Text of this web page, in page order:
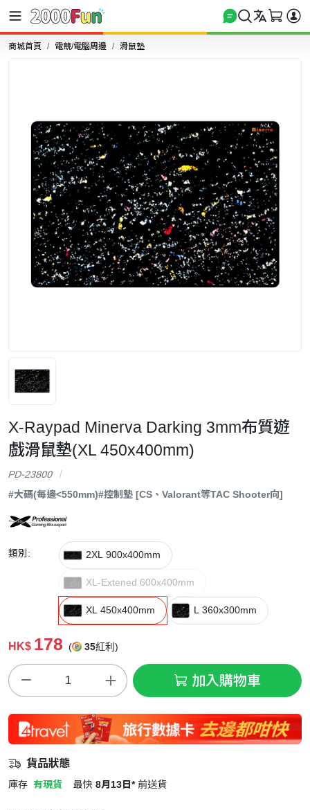
商城首頁 電競/電腦周邊 滑鼠墊
X-Raypad Minerva Darking 3mm布質遊
戲滑鼠墊(XL 450x400mm)
PD-23800
#大碼(每邊<550mm)#控制墊 [CS、Valorant等TAC Shooter向]
類別: 2XL 900x400mm
XL-Extened 600x400mm
XL 450x400mm L 360x300mm
HK$ 178 ( 35紅利)
加入購物車
貨品狀態
庫存 有現貨 最快 8月13日* 前送貨